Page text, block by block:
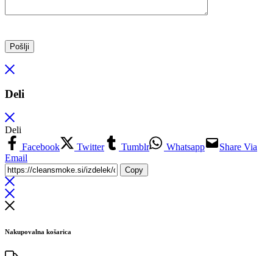
Deli
Deli
Facebook
Twitter Tumblr Whatsapp
Share Via
Email
Copy
Nakupovalna košarica